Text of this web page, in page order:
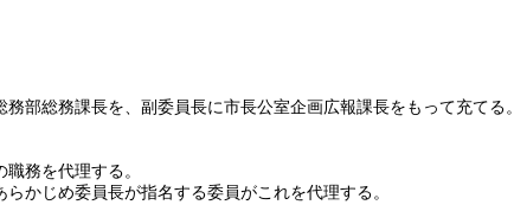
部総務課長を、副委員長に市長公室企画広報課長をもって充てる。
務を代理する。
かじめ委員長が指名する委員がこれを代理する。